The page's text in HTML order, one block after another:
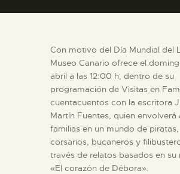
DIDÁCTICA
ESPAÑOL
PREPARAR LA
ACTIVIDADES
█
Con motivo del Día Mundial del
Museo Canario ofrece el
abril a las 12:00 h, dentro de su
programación de Visitas en
cuentacuentos con la escritora
Martín Fuentes, quien envolverá
familias en un mundo de piratas,
corsarios, bucaneros y
través de relatos basados en su
«El corazón de Débora».